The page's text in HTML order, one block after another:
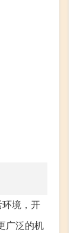
境，开
广泛的机